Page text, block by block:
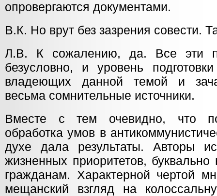
опровергаются документами.
В.К. Но врут без зазрения совести.
Л.В. К сожалению, да. Все эти
безусловно, и уровень
владеющих данной темой и
весьма сомнительные источники.
Вместе с тем очевидно, что
обработка умов в
духе дала результаты. Авторы
жизненных приоритетов,
гражданам. Характерной чертой
мещанский взгляд на